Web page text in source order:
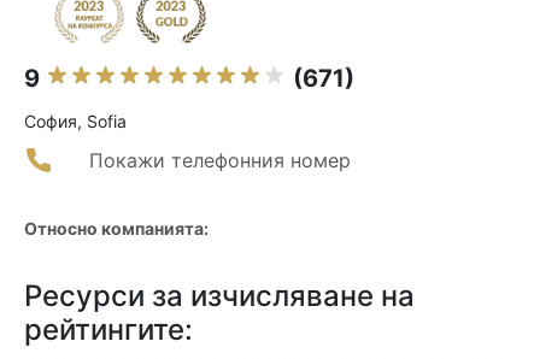
9 (671)
София, Sofia
Покажи телефонния номер
Относно компанията:
Ресурси за изчисляване на
рейтингите: